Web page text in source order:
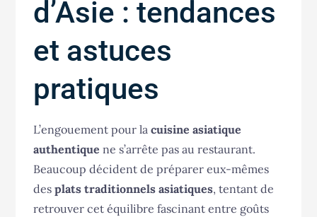
d’Asie : tendances
et astuces
pratiques
L’engouement pour lacuisine asiatique
authentique ne s’arrête pas au restaurant.
Beaucoup décident de préparer eux-mêmes
desplats traditionnels asiatiques, tentant de
retrouver cet équilibre fascinant entre goûts